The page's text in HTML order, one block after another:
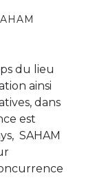
du lieu
ainsi
dans
est
SAHAM